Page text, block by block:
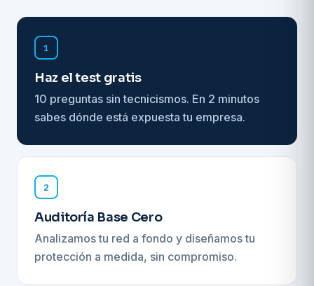
1
Haz el test gratis
10 preguntas sin tecnicismos. En 2 minutos
sabes dónde está expuesta tu empresa.
2
Auditoría Base Cero
Analizamos tu red a fondo y diseñamos tu
protección a medida, sin compromiso.